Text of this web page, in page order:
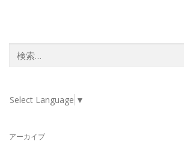
索:
Select Language ▼
アーカイブ